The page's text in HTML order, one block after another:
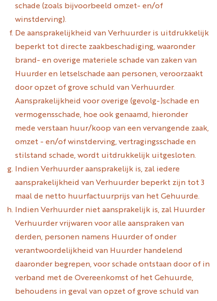
schade (zoals bijvoorbeeld omzet- en/of
winstderving).
De aansprakelijkheid van Verhuurder is uitdrukkelijk
beperkt tot directe zaakbeschadiging, waaronder
brand- en overige materiele schade van zaken van
Huurder en letselschade aan personen, veroorzaakt
door opzet of grove schuld van Verhuurder.
Aansprakelijkheid voor overige (gevolg-)schade en
vermogensschade, hoe ook genaamd, hieronder
mede verstaan huur/koop van een vervangende zaak,
omzet - en/of winstderving, vertragingsschade en
stilstand schade, wordt uitdrukkelijk uitgesloten.
Indien Verhuurder aansprakelijk is, zal iedere
aansprakelijkheid van Verhuurder beperkt zijn tot 3
maal de netto huurfactuurprijs van het Gehuurde.
Indien Verhuurder niet aansprakelijk is, zal Huurder
Verhuurder vrijwaren voor alle aanspraken van
derden, personen namens Huurder of onder
verantwoordelijkheid van Huurder handelend
daaronder begrepen, voor schade ontstaan door of in
verband met de Overeenkomst of het Gehuurde,
behoudens in geval van opzet of grove schuld van